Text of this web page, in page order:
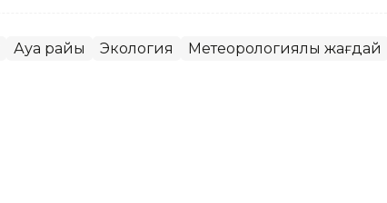
Ауа райы Экология Метеорологиялық жағдай